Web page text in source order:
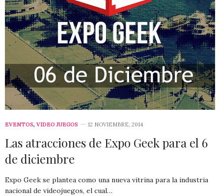
EVENTOS, VIDEO JUEGOS 12 NOVIEMBRE, 2014
Las atracciones de Expo Geek para el 6
de diciembre
Expo Geek se plantea como una nueva vitrina para la industria
nacional de videojuegos, el cual…